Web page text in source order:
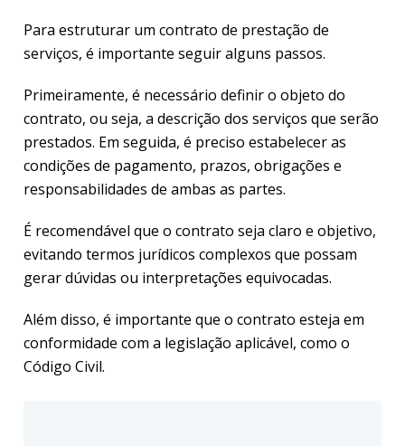
Para estruturar um contrato de prestação de
serviços, é importante seguir alguns passos.
Primeiramente, é necessário definir o objeto do
contrato, ou seja, a descrição dos serviços que serão
prestados. Em seguida, é preciso estabelecer as
condições de pagamento, prazos, obrigações e
responsabilidades de ambas as partes.
É recomendável que o contrato seja claro e objetivo,
evitando termos jurídicos complexos que possam
gerar dúvidas ou interpretações equivocadas.
Além disso, é importante que o contrato esteja em
conformidade com a legislação aplicável, como o
Código Civil.